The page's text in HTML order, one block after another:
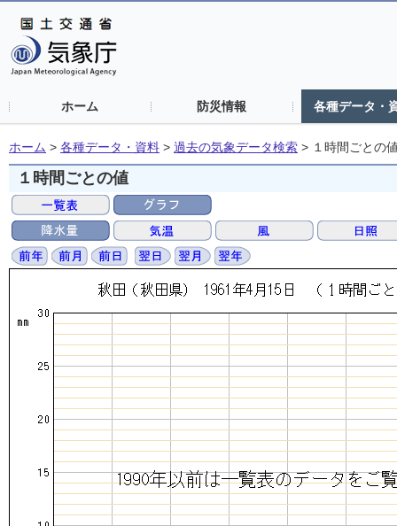
ホーム 防災情報 各種データ・
ホーム > 各種データ・資料 > 過去の気象データ検索 > １時間ごとの
１時間ごとの値